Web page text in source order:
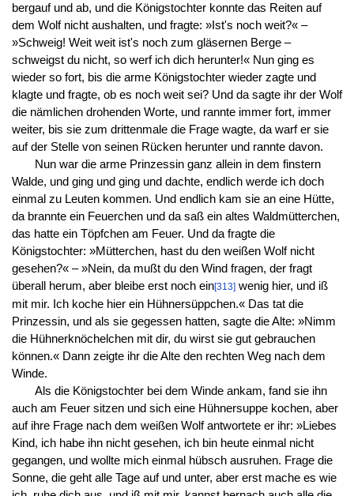
bergauf und ab, und die Königstochter konnte das Reiten auf
dem Wolf nicht aushalten, und fragte: »Ist's noch weit?« –
»Schweig! Weit weit ist's noch zum gläsernen Berge –
schweigst du nicht, so werf ich dich herunter!« Nun ging es
wieder so fort, bis die arme Königstochter wieder zagte und
klagte und fragte, ob es noch weit sei? Und da sagte ihr der Wolf
die nämlichen drohenden Worte, und rannte immer fort, immer
weiter, bis sie zum drittenmale die Frage wagte, da warf er sie
auf der Stelle von seinen Rücken herunter und rannte davon.
Nun war die arme Prinzessin ganz allein in dem finstern
Walde, und ging und ging und dachte, endlich werde ich doch
einmal zu Leuten kommen. Und endlich kam sie an eine Hütte,
da brannte ein Feuerchen und da saß ein altes Waldmütterchen,
das hatte ein Töpfchen am Feuer. Und da fragte die
Königstochter: »Mütterchen, hast du den weißen Wolf nicht
gesehen?« – »Nein, da mußt du den Wind fragen, der fragt
überall herum, aber bleibe erst noch ein[313]wenig hier, und iß
mit mir. Ich koche hier ein Hühnersüppchen.« Das tat die
Prinzessin, und als sie gegessen hatten, sagte die Alte: »Nimm
die Hühnerknöchelchen mit dir, du wirst sie gut gebrauchen
können.« Dann zeigte ihr die Alte den rechten Weg nach dem
Winde.
Als die Königstochter bei dem Winde ankam, fand sie ihn
auch am Feuer sitzen und sich eine Hühnersuppe kochen, aber
auf ihre Frage nach dem weißen Wolf antwortete er ihr: »Liebes
Kind, ich habe ihn nicht gesehen, ich bin heute einmal nicht
gegangen, und wollte mich einmal hübsch ausruhen. Frage die
Sonne, die geht alle Tage auf und unter, aber erst mache es wie